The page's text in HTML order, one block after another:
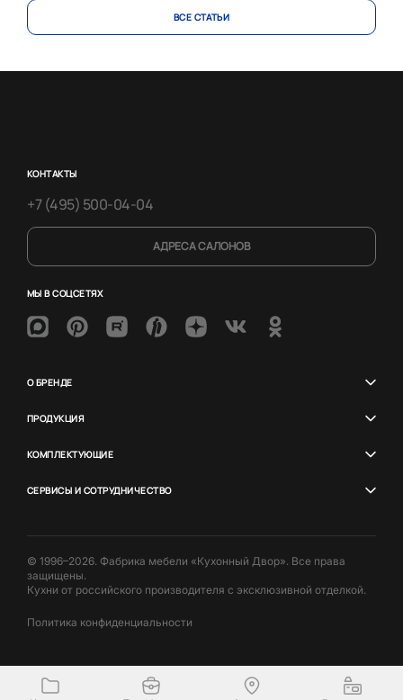
ВСЕ CТАТЬИ
КОНТАКТЫ
+7 (495) 500-04-04
АДРЕСА САЛОНОВ
МЫ В СОЦСЕТЯХ
О БРЕНДЕ
ПРОДУКЦИЯ
КОМПЛЕКТУЮЩИЕ
СЕРВИСЫ И СОТРУДНИЧЕСТВО
© 1996–2026. Фабрика мебели «Кухонный Двор». Все права
защищены.
Кухни от российского производителя с эксклюзивной отделкой.
Политика конфиденциальности